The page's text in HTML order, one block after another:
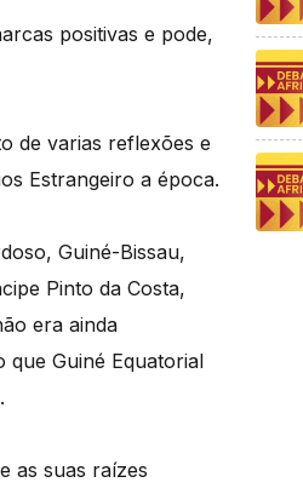
positivas e pode,
de varias reflexões e
Estrangeiro a época.
Guiné-Bissau,
Pinto da Costa,
era ainda
que Guiné Equatorial
as suas raízes